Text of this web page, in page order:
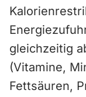
gleichzeitig
(Vitamine,
Fettsäuren,